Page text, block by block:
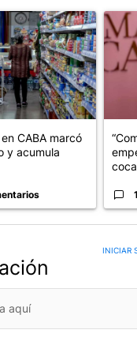
tendencia con el título
CABA marcó
y acumula
Un
INICIAR